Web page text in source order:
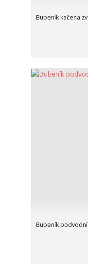
Bubeník kačena
Bubeník